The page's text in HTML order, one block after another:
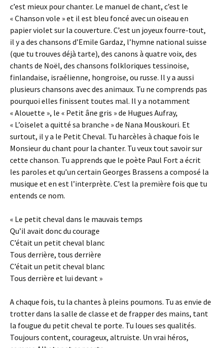
c’est mieux pour chanter. Le manuel de chant, c’est le
« Chanson vole » et il est bleu foncé avec un oiseau en
papier violet sur la couverture. C’est un joyeux fourre-tout,
il y a des chansons d’Emile Gardaz, l’hymne national suisse
(que tu trouves déjà tarte), des canons à quatre voix, des
chants de Noël, des chansons folkloriques tessinoise,
finlandaise, israélienne, hongroise, ou russe. Il y a aussi
plusieurs chansons avec des animaux. Tu ne comprends pas
pourquoi elles finissent toutes mal. Il y a notamment
« Alouette », le « Petit âne gris » de Hugues Aufray,
« L’oiselet a quitté sa branche » de Nana Mouskouri. Et
surtout, il y a le Petit Cheval. Tu harcèles à chaque fois le
Monsieur du chant pour la chanter. Tu veux tout savoir sur
cette chanson. Tu apprends que le poète Paul Fort a écrit
les paroles et qu’un certain Georges Brassens a composé la
musique et en est l’interprète. C’est la première fois que tu
entends ce nom.
« Le petit cheval dans le mauvais temps
Qu’il avait donc du courage
C’était un petit cheval blanc
Tous derrière, tous derrière
C’était un petit cheval blanc
Tous derrière et lui devant »
A chaque fois, tu la chantes à pleins poumons. Tu as envie de
trotter dans la salle de classe et de frapper des mains, tant
la fougue du petit cheval te porte. Tu loues ses qualités.
Toujours content, courageux, altruiste. Un vrai héros,